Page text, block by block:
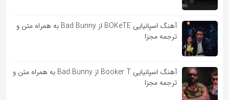
آهنگ اسپانیایی BOKeTE از Bad Bunny به همراه متن و
ترجمه مجزا
آهنگ اسپانیایی Booker T از Bad Bunny به همراه متن و
ترجمه مجزا